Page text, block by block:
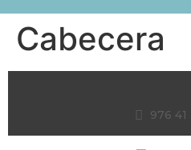
Cabecera
976 41